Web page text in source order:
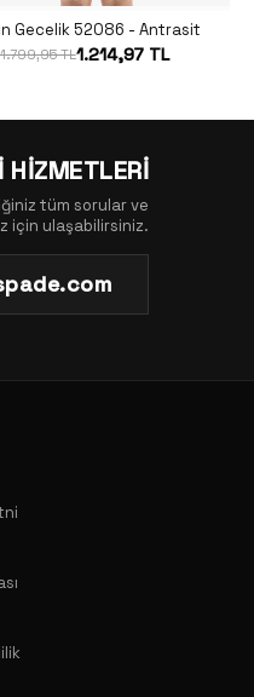
Gecelik 52086 - Antrasit
1.799,95 TL1.214,97 TL
HİZMETLERİ
tüm sorular ve
için ulaşabilirsiniz.